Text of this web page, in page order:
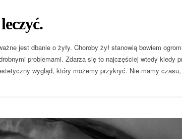
jest dbanie o żyły. Choroby żył stanowią bowiem
problemami. Zdarza się to najczęściej wtedy kiedy
wygląd, który możemy przykryć. Nie mamy